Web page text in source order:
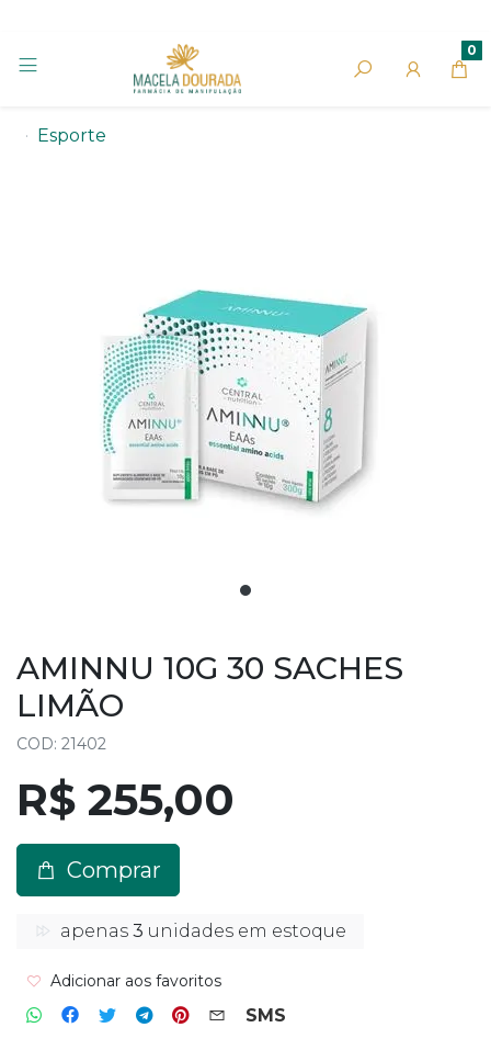
0
Esporte
AMINNU 10G 30 SACHES
LIMÃO
COD: 21402
R$ 255,00
Comprar
apenas 3 unidades em estoque
Adicionar aos favoritos
SMS